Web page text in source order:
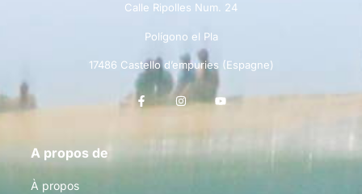
Calle Ripolles Num. 24
Polígono el Pla
17486 Castello d’empuries (Espagne)
A propos de
À propos